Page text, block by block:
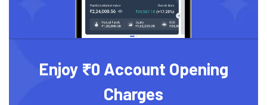
Enjoy ₹0 Account Opening
Charges